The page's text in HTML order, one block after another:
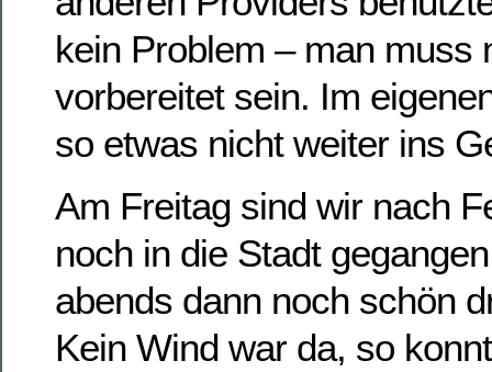
kein Problem – man muss
vorbereitet sein. Im
so etwas nicht weiter ins
Am Freitag sind wir nach
noch in die Stadt
abends dann noch schön
Kein Wind war da, so